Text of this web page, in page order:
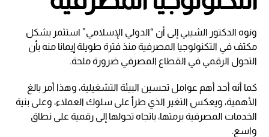
ونوه الدكتور الشيبي إلى أن “الدولي الإسلامي” استثمر بشكل
مكثف في التكنولوجيا المصرفية منذ فترة طويلة إيمانا منه بأن
التحول الرقمي في القطاع المصرفي ضرورة ملحة.
كما أنه أحد أهم عوامل تحسين البيئة التشغيلية، وهذا أمر بالغ
الأهمية، ويعكس التغير الذي طرأ على سلوك العملاء، وعلى بنية
الخدمات المصرفية برمتها، باتجاه تحولها إلى رقمية على نطاق
واسع.